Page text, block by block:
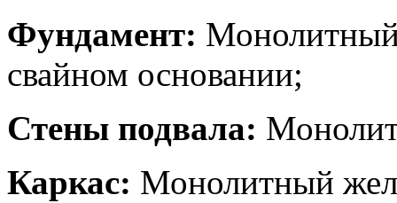
Фундамент: Монолитный
свайном основании;
Стены подвала:
Каркас: Монолитный